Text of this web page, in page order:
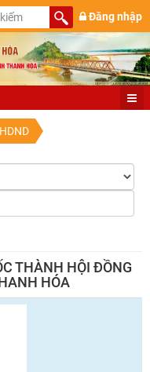
Đăng nhập
THÀNH HỘI ĐỒNG
HÓA